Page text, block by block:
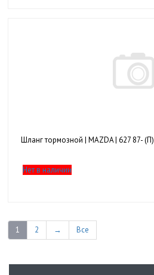
Шланг тормозной | MAZDA | 627 87- (П)
Нет в наличии
1 2 → Все